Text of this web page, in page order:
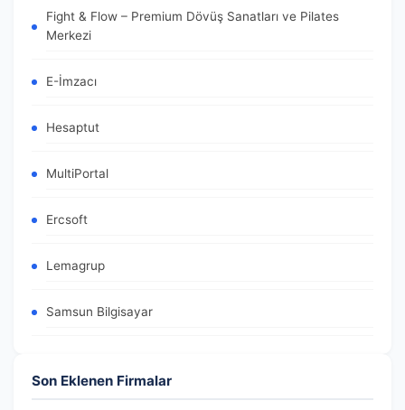
Fight & Flow – Premium Dövüş Sanatları ve Pilates
Merkezi
E-İmzacı
Hesaptut
MultiPortal
Ercsoft
Lemagrup
Samsun Bilgisayar
Son Eklenen Firmalar